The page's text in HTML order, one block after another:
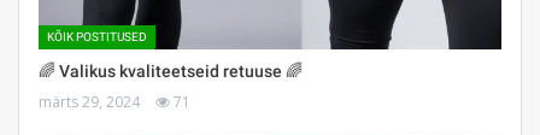
KÕIK POSTITUSED
🌈 Valikus kvaliteetseid retuuse 🌈
märts 29, 2024 71